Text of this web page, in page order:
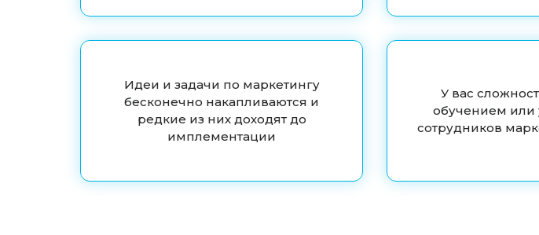
Идеи и задачи по маркетингу
бесконечно накапливаются и
редкие из них доходят до
имплементации
У вас
обучением
сотрудников